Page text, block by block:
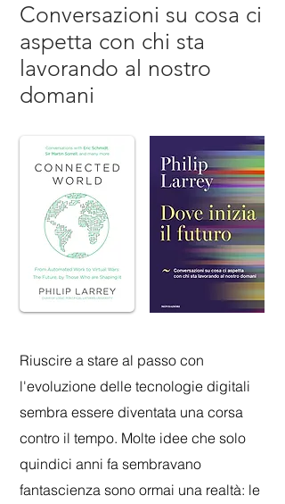
Conversazioni su cosa ci
aspetta con chi sta
lavorando al nostro
domani
Riuscire a stare al passo con
l'evoluzione delle tecnologie digitali
sembra essere diventata una corsa
contro il tempo. Molte idee che solo
quindici anni fa sembravano
fantascienza sono ormai una realtà: le